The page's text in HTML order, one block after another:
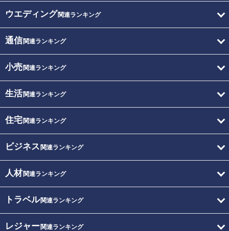
ウエディング関連ランキング
通信関連ランキング
小売関連ランキング
生活関連ランキング
住宅関連ランキング
ビジネス 関連ランキング
人材関連ランキング
トラベル関連ランキング
レジャー関連ランキング